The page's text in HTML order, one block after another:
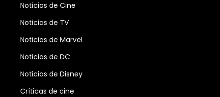
Noticias de Cine
Noticias de TV
Noticias de Marvel
Noticias de DC
Noticias de Disney
Críticas de cine